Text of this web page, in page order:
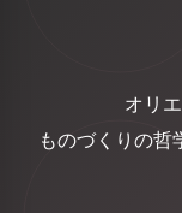
オリ
ものづくりの哲